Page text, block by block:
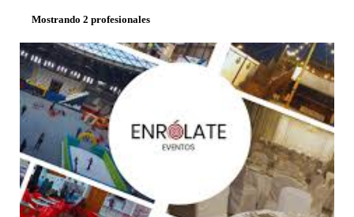
Mostrando 2 profesionales